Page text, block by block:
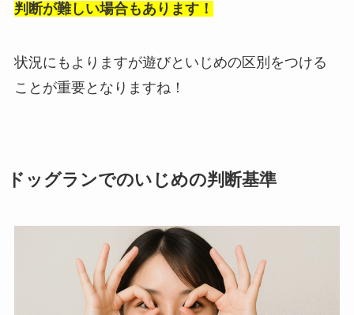
判断が難しい場合もあります！
状況にもよりますが遊びといじめの区別をつける
ことが重要となりますね！
ドッグランでのいじめの判断基準